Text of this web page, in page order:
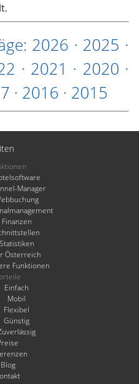
2026 · 2025 ·
· 2021 · 2020 ·
· 2016 · 2015
Manager
Finanzen
Statistiken
Österreich
Funktionen
Einfach
Mobil
Flexibel
Günstig
Blog